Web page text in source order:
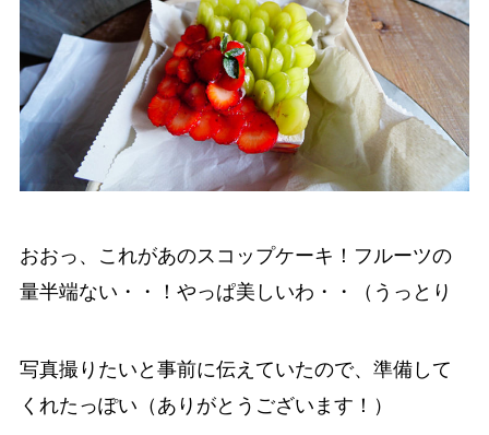
おおっ、これがあのスコップケーキ！フルーツの
量半端ない・・！やっぱ美しいわ・・（うっとり
写真撮りたいと事前に伝えていたので、準備して
くれたっぽい（ありがとうございます！）